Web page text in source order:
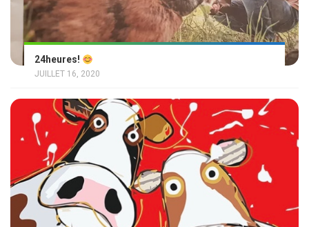
24heures!
JUILLET 16, 2020